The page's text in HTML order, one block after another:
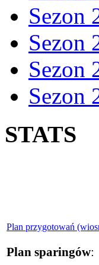
Sezon
Sezon
Sezon
Sezon
STATS
Plan przygotowań
Plan sparingów: